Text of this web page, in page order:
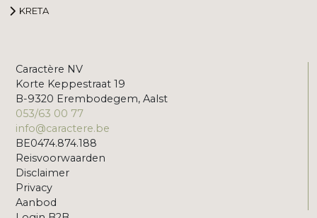
KRETA
Caractère NV
Korte Keppestraat 19
B-9320 Erembodegem, Aalst
053/63 00 77
info@caractere.be
BE0474.874.188
Reisvoorwaarden
Disclaimer
Privacy
Aanbod